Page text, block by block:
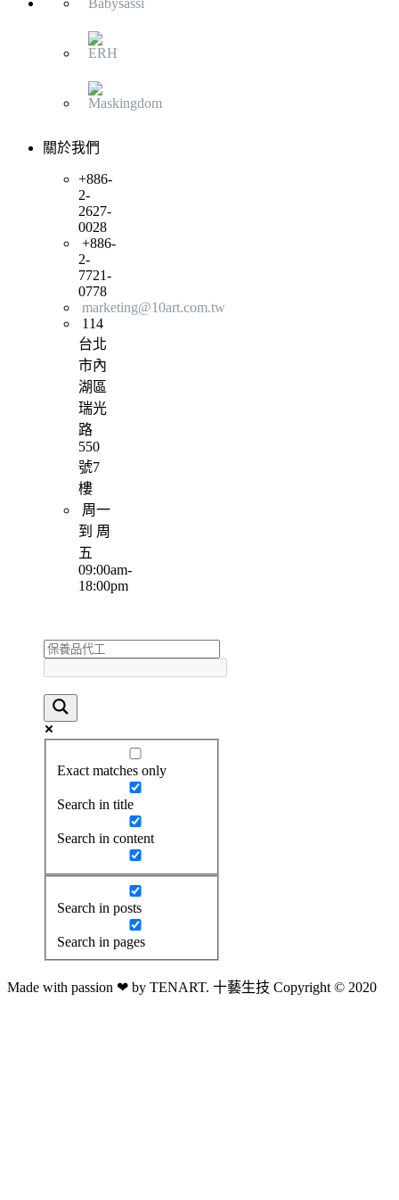
關於我們
+886-
2-
2627-
0028
+886-
2-
7721-
0778
marketing@10art.com.tw
114
台北
市內
湖區
瑞光
路
550
號7
樓
周一
到 周
五
09:00am-
18:00pm
Exact matches only
Search in title
Search in content
Search in posts
Search in pages
Made with passion ❤ by TENART. 十藝生技 Copyright © 2020